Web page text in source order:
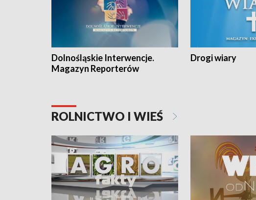
Dolnośląskie Interwencje.
Magazyn Reporterów
Drogi wiary
ROLNICTWO I WIEŚ